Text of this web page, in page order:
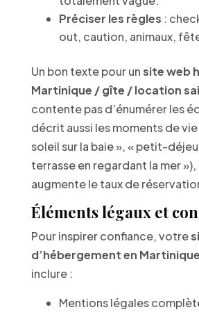
Préciser les règles :
out, caution, animaux,
Un bon texte pour unsite web
Martinique / gîte / location
contente pas d’énumérer les
décrit aussi les moments de
soleil sur la baie », « petit-
terrasse en regardant la mer »),
augmente le taux de
Éléments légaux et
Pour inspirer confiance, votre
d’hébergement en Martinique
inclure :
Mentions légales